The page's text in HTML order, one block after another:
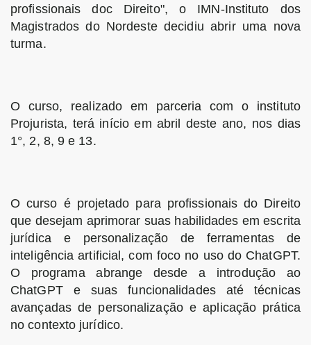
profissionais doc Direito", o IMN-Instituto dos
Magistrados do Nordeste decidiu abrir uma nova
turma.
O curso, realizado em parceria com o instituto
Projurista, terá início em abril deste ano, nos dias
1°, 2, 8, 9 e 13.
O curso é projetado para profissionais do Direito
que desejam aprimorar suas habilidades em escrita
jurídica e personalização de ferramentas de
inteligência artificial, com foco no uso do ChatGPT.
O programa abrange desde a introdução ao
ChatGPT e suas funcionalidades até técnicas
avançadas de personalização e aplicação prática
no contexto jurídico.